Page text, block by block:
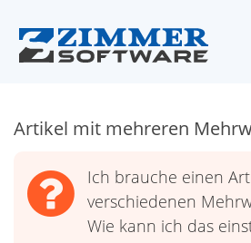
Artikel mit mehreren
Ich brauche einen
verschiedenen
Wie kann ich das